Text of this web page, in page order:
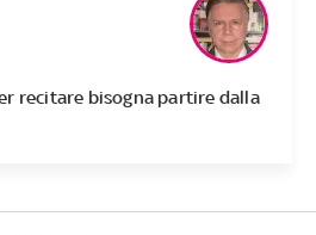
recitare bisogna partire dalla